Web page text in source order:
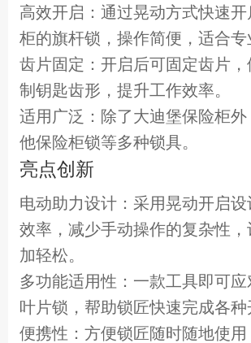
高效开启：通过晃动方式快速
柜的旗杆锁，操作简便，适合专
齿片固定：开启后可固定齿片，
制钥匙齿形，提升工作效率。
适用广泛：除了大迪堡保险柜
他保险柜锁等多种锁具。
亮点创新
电动助力设计：采用晃动开启
效率，减少手动操作的复杂性
加轻松。
多功能适用性：一款工具即可
叶片锁，帮助锁匠快速完成各种
便携性：方便锁匠随时随地使用